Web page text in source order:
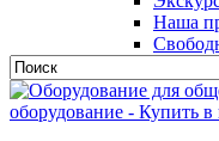
Наша